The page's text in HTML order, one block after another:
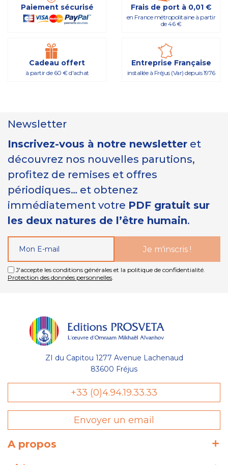
Paiement sécurisé Frais de port à 0,01 €
en France métropolitaine à partir
de 46 €
Cadeau offert
à partir de 60 € d'achat
Entreprise Française
installée à Fréjus (Var) depuis 1976
Newsletter
Inscrivez-vous à notre newsletter et
découvrez nos nouvelles parutions,
profitez de remises et offres
périodiques… et obtenez
immédiatement votre PDF gratuit sur
les deux natures de l’être humain.
J'accepte les conditions générales et la politique de confidentialité.
Protection des données personnelles.
ZI du Capitou 1277 Avenue Lachenaud
83600 Fréjus
+33 (0)4.94.19.33.33
Envoyer un email
A propos